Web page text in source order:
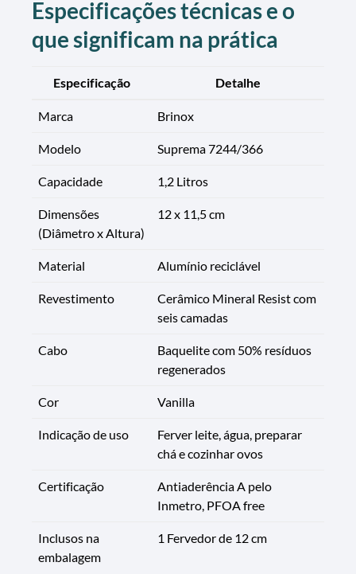
Especificações técnicas e o
que significam na prática
Especificação Detalhe
Marca Brinox
Modelo Suprema 7244/366
Capacidade 1,2 Litros
Dimensões
(Diâmetro x Altura)
12 x 11,5 cm
Material Alumínio reciclável
Revestimento
Cerâmico Mineral Resist com
seis camadas
Cabo
Baquelite com 50% resíduos
regenerados
Cor Vanilla
Indicação de uso
Ferver leite, água, preparar
chá e cozinhar ovos
Certificação
Antiaderência A pelo
Inmetro, PFOA free
Inclusos na
embalagem
1 Fervedor de 12 cm